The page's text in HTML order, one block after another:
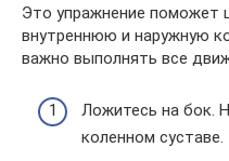
Это упражнение поможет
внутреннюю и наружную
важно выполнять все
Ложитесь на бок.
коленном суставе.